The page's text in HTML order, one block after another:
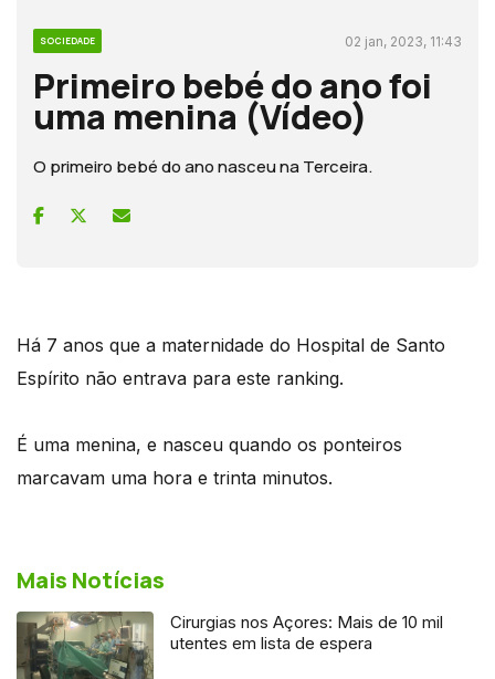
SOCIEDADE 02 jan, 2023, 11:43
Primeiro bebé do ano foi
uma menina (Vídeo)
O primeiro bebé do ano nasceu na Terceira.
Há 7 anos que a maternidade do Hospital de Santo
Espírito não entrava para este ranking.
É uma menina, e nasceu quando os ponteiros
marcavam uma hora e trinta minutos.
Mais Notícias
Cirurgias nos Açores: Mais de 10 mil
utentes em lista de espera